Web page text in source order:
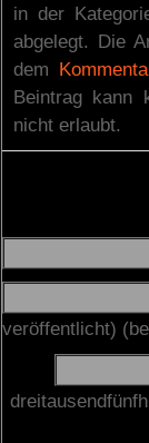
in der
abgelegt. Die
dem
Beintrag kann
nicht erlaubt.
veröffentlicht)